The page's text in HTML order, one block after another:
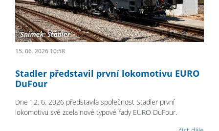
15. 06. 2026 10:58
Stadler představil první lokomotivu EURO
DuFour
Dne 12. 6. 2026 představila společnost Stadler první
lokomotivu své zcela nové typové řady EURO DuFour.